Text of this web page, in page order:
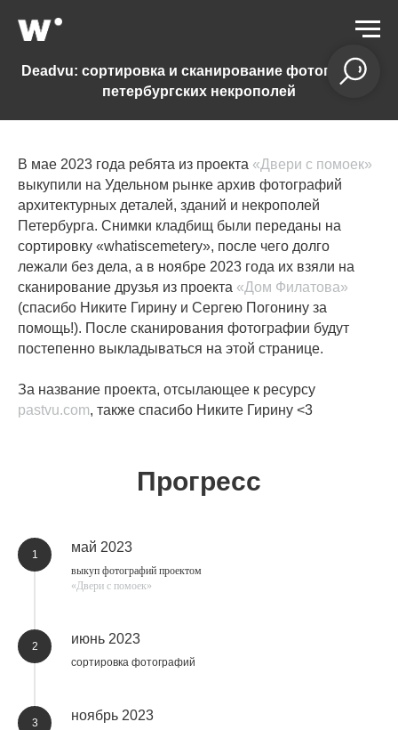
Deadvu: сортировка и сканирование фотографий
петербургских некрополей
В мае 2023 года ребята из проекта «Двери с помоек»
выкупили на Удельном рынке архив фотографий
архитектурных деталей, зданий и некрополей
Петербурга. Снимки кладбищ были переданы на
сортировку «whatiscemetery», после чего долго
лежали без дела, а в ноябре 2023 года их взяли на
сканирование друзья из проекта «Дом Филатова»
(спасибо Никите Гирину и Сергею Погонину за
помощь!). После сканирования фотографии будут
постепенно выкладываться на этой странице.
За название проекта, отсылающее к ресурсу
pastvu.com, также спасибо Никите Гирину <3
Прогресс
1 май 2023
выкуп фотографий проектом
«Двери с помоек»
2 июнь 2023
сортировка фотографий
3 ноябрь 2023